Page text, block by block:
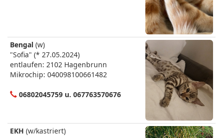
Bengal (w)
"Sofia" (* 27.05.2024)
entlaufen: 2102 Hagenbrunn
Mikrochip: 040098100661482
06802045759 u. 067763570676
EKH (w/kastriert)